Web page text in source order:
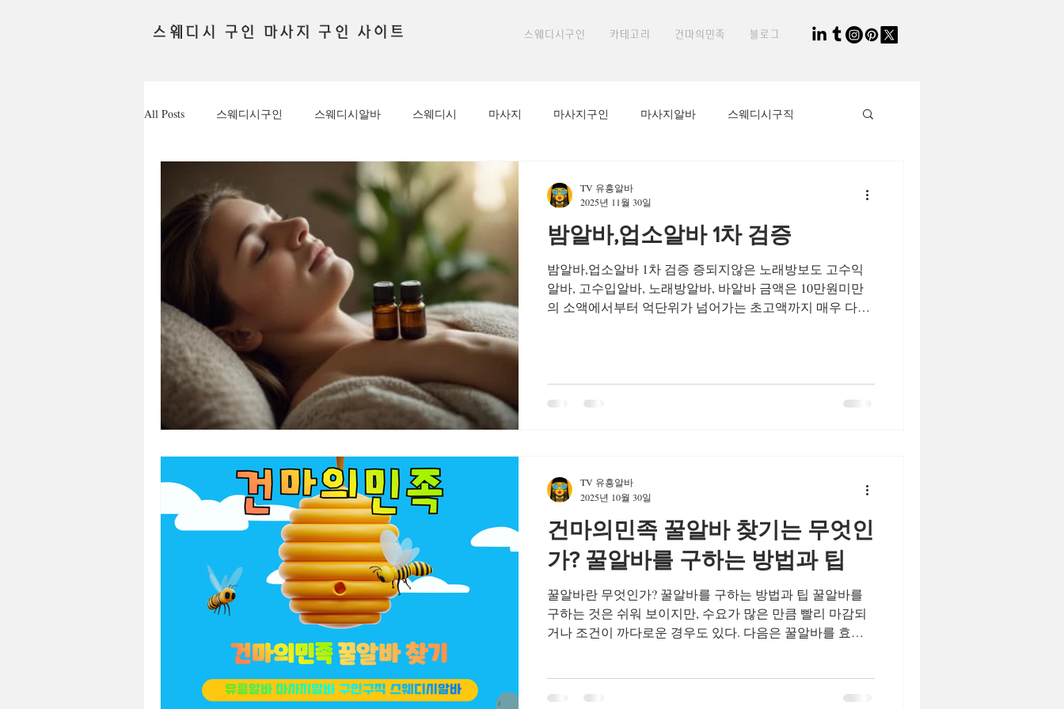
스웨디시 구인 마사지 구인 사이트 스웨디시구인 카테고리 건마의민족 블로그
All Posts 스웨디시구인 스웨디시알바 스웨디시 마사지 마사지구인 마사지알바 스웨디시구직
아로마구인 아로마마사지알바
꿀알바 유흥꿀알바 유흥알바 밤알바 편안한마사지 천안스웨디시 직장인부업
퇴근후알바 방학알바 마사지알바 마사지구인 높은시급 1인샵 2030세대
밤알바,업소알바 1차 검증
밤알바,업소알바 1차 검증 증되지않은 노래방보도 고수익
알바, 고수입알바, 노래방알바, 바알바 금액은 10만원미만
의 소액에서부터 억단위가 넘어가는 초고액까지 매우 다양
를 다년간 스웨디시구인 운영한 구인구직검증의 경험과 노
하우를 바탕으로 회원님들에게 검증없는쾌적한 유흥알바
게 추천 제공하고 있습니다. 현재 오랜시간동안밤알바,업소
알바,여성알바, 유흥알바, 룸알바 구인구직업체로써 자리를
지키고 있는 구인구직을 비롯하여 밤알바,업소알바,여성알
바, 유흥알바, 룸알바 수 많은 밤알바,업소알바,여성알바, 유
흥알바, 룸알바 가 존재하고 있
TV 유흥알바
2025년 11월 30일
건마의민족 꿀알바 찾기는 무엇인
가? 꿀알바를 구하는 방법과 팁
꿀알바란 무엇인가? 꿀알바를 구하는 방법과 팁 꿀알바를
구하는 것은 쉬워 보이지만, 수요가 많은 만큼 빨리 마감되
거나 조건이 까다로운 경우도 있다. 다음은 꿀알바를 효율
TV 유흥알바
2025년 10월 30일